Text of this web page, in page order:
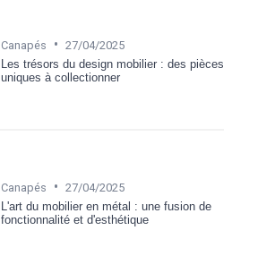
Canapés • 27/04/2025
Les trésors du design mobilier : des pièces
uniques à collectionner
Canapés • 27/04/2025
L'art du mobilier en métal : une fusion de
fonctionnalité et d'esthétique